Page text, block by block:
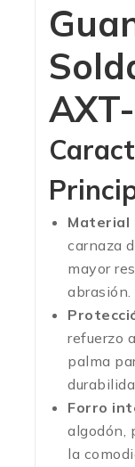
carnaza
mayor
abrasión.
refuerzo
palma
Forro
algodón,
la